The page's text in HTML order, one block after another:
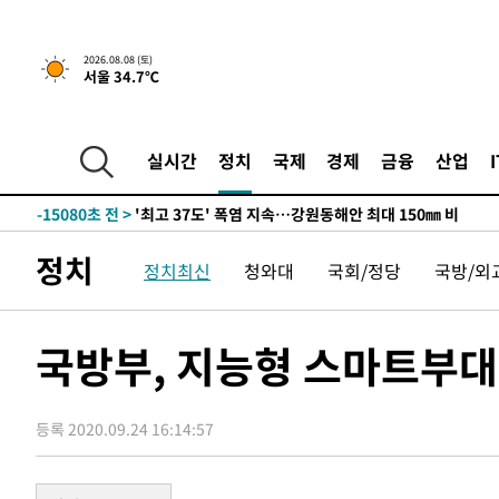
2026.08.08 (토)
서울 34.7℃
실시간 정치 국제 경제 금융 산업
-8206초 전 > [속보]뉴욕증시 상승 마감…S&P 0.6% 나스닥 1.3%↑
주 날씨]
-27942초 전 >
축구협회 "압수수색·성접대 논란 사과…쇄신의 기회로
-26459초 전 >
송"
-15080초 전 > '최고 37도' 폭염 지속…강원동해안 최대 150㎜ 비
-30924초 전 >
극한폭염 한풀 꺾이지만…'낮 최고 35도' 무더위, 열대
-27942초 전 >축구협회 "압수수색·성접대 논란 사과…쇄신의 기회로
송"
-15080초 전 >'최고 37도' 폭염 지속…강원동해안 최대 150㎜ 비
정치 정치최신 청와대 국회/정당 국방/외
국방부, 지능형 스마트부
등록 2020.09.24 16:14:57